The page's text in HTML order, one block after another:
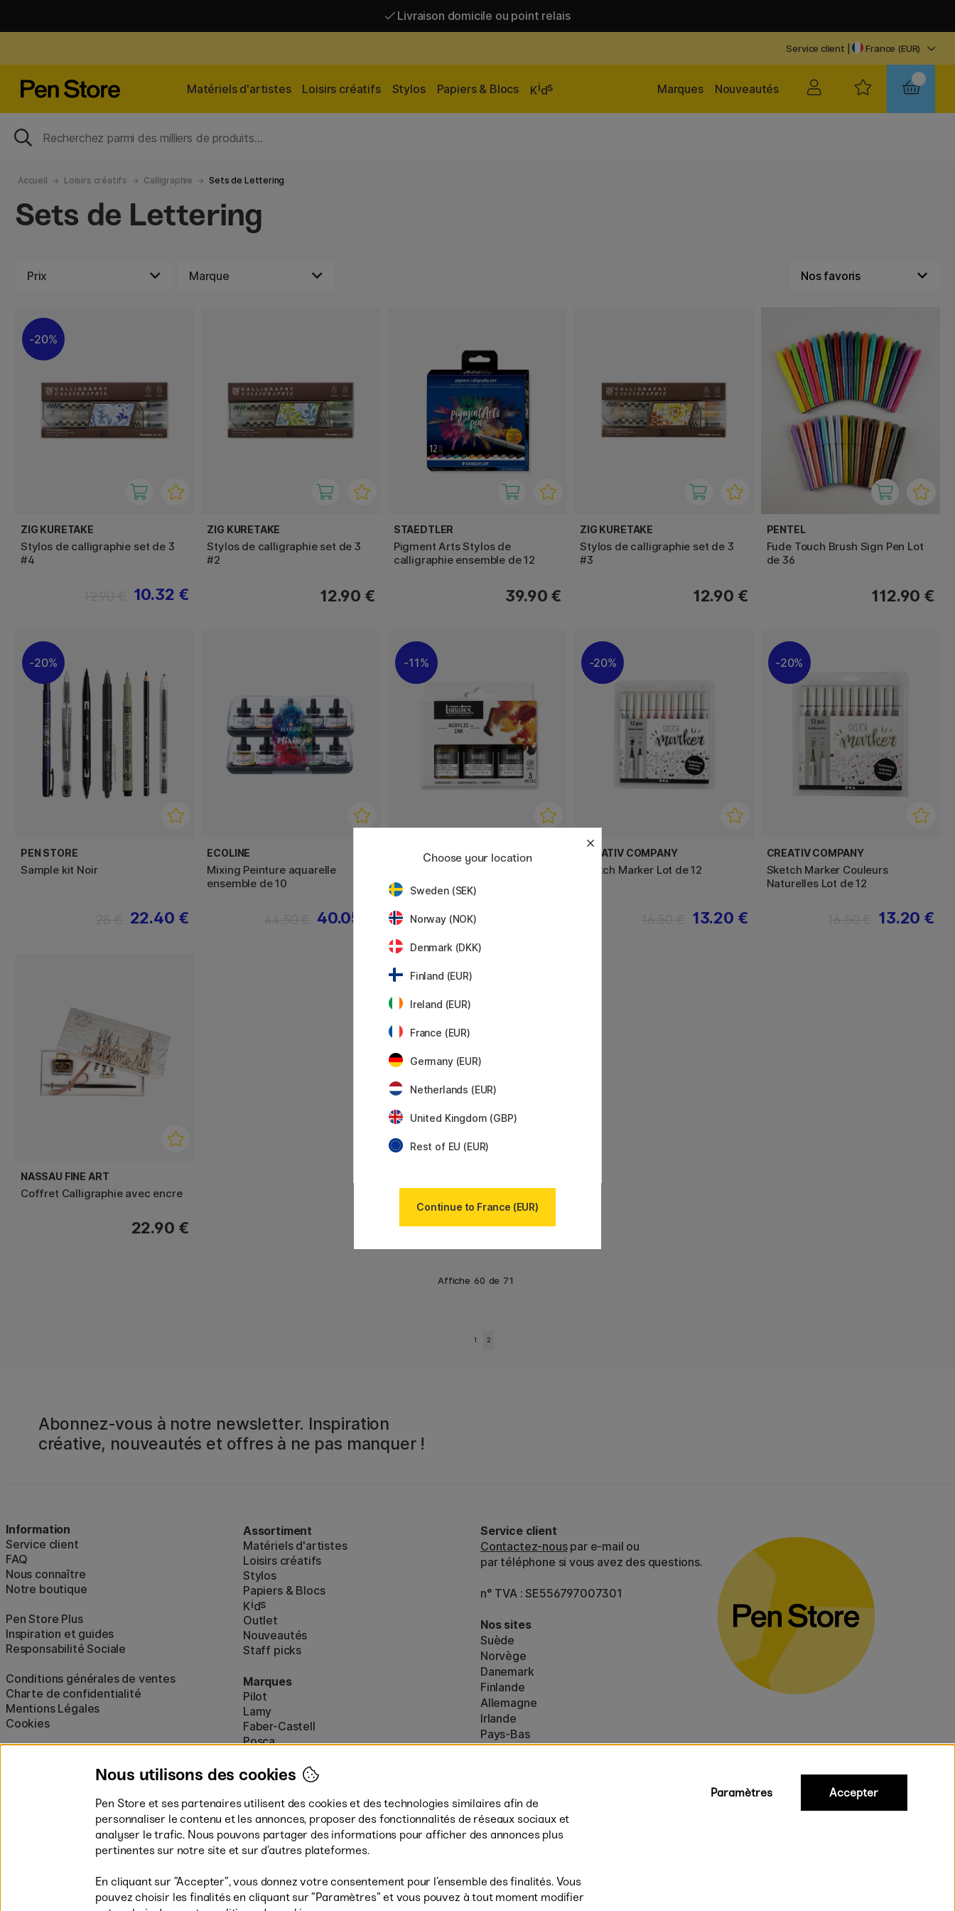
Livraison domicile ou point relais
Service client | France (EUR)
Matériels d'artistes Loisirs créatifs Stylos Papiers & Blocs Kids Nouveautés
Marques
Accueil Loisirs créatifs Calligraphie Sets de Lettering
Sets de Lettering
Prix Marque
20%
ZIG KURETAKE
Stylos de calligraphie set de 3
#4
10.32 €
ZIG KURETAKE
Stylos de calligraphie set de 3
#2
12.90 €
STAEDTLER
Pigment Arts Stylos de
calligraphie ensemble de 12
39.90 €
ZIG KURETAKE
Stylos de calligraphie set de 3
#3
12.90 €
PENTEL
Fude Touch Brush Sign Pen Lot
de 36
112.90 €
20%
PEN STORE
Sample kit Noir
22.40 €
ECOLINE
Mixing Peinture aquarelle
ensemble de 10
40.05 €
11%
LIQUITEX
30 ml
20%
CREATIV COMPANY
Sketch Marker Lot de 12
13.20 €
20%
CREATIV COMPANY
Sketch Marker Couleurs
Naturelles Lot de 12
13.20 €
NASSAU FINE ART
Coffret Calligraphie avec encre
22.90 €
Affiche 60 de 71
1 2
Abonnez-vous à notre newsletter. Inspiration
créative, nouveautés et offres à ne pas manquer !
Information
Service client
FAQ
Nous connaître
Notre boutique
Pen Store Plus
Inspiration et guides
Responsabilité Sociale
Conditions générales de ventes
Charte de confidentialité
Mentions Légales
Cookies
Assortiment
Matériels d'artistes
Loisirs créatifs
Stylos
Papiers & Blocs
Kids
Outlet
Nouveautés
Staff picks
Marques
Pilot
Lamy
Faber-Castell
Posca
Afficher toutes (160)
Service client
Contactez-nouspar e-mail ou
par téléphone si vous avez des questions.
n° TVA : SE556797007301
Nos sites
Suède
Norvège
Danemark
Finlande
Allemagne
Irlande
Pays-Bas
Royaume-Uni
* Des conditions de livraison
s’appliquent aux produits volumineux.
Les modes de paiement
Choose your location
Sweden (SEK)
Norway (NOK)
Denmark (DKK)
Finland (EUR)
Ireland (EUR)
France (EUR)
Germany (EUR)
Netherlands (EUR)
United Kingdom (GBP)
Rest of EU (EUR)
Continue to France (EUR)
Nous utilisons des cookies
Pen Store et ses partenaires utilisent des cookies et des technologies similaires afin de
personnaliser le contenu et les annonces, proposer des fonctionnalités de réseaux sociaux et
analyser le trafic. Nous pouvons partager des informations pour afficher des annonces plus
pertinentes sur notre site et sur d’autres plateformes.
En cliquant sur ”Accepter”, vous donnez votre consentement pour l’ensemble des finalités. Vous
pouvez choisir les finalités en cliquant sur ”Paramètres” et vous pouvez à tout moment modifier
Paramètres Accepter